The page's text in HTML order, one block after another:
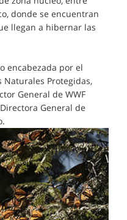
donde se encuentran
llegan a hibernar las
encabezada por el
Naturales Protegidas,
General de WWF
General de